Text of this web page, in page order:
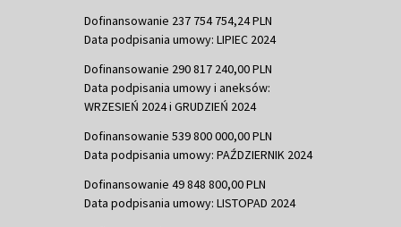
Dofinansowanie 237 754 754,24 PLN
Data podpisania umowy: LIPIEC 2024
Dofinansowanie 290 817 240,00 PLN
Data podpisania umowy i aneksów:
WRZESIEŃ 2024 i GRUDZIEŃ 2024
Dofinansowanie 539 800 000,00 PLN
Data podpisania umowy: PAŹDZIERNIK 2024
Dofinansowanie 49 848 800,00 PLN
Data podpisania umowy: LISTOPAD 2024